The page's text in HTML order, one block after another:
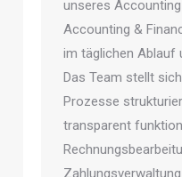
unseres
Accounting &
im täglichen Ablauf
Das Team stellt
Prozesse
transparent